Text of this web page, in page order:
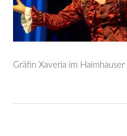
Gräfin Xaveria im